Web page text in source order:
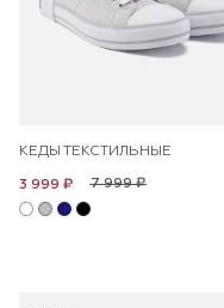
КЕДЫ ТЕКСТИЛЬНЫЕ
7 999 ₽
3 999 ₽